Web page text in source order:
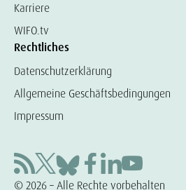
Karriere
WIFO.tv
Rechtliches
Datenschutzerklärung
Allgemeine Geschäftsbedingungen
Impressum
© 2026 – Alle Rechte vorbehalten